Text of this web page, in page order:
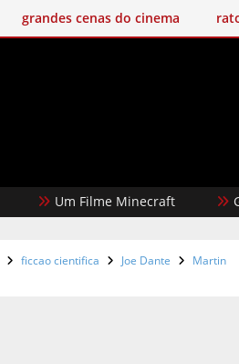
grandes cenas do cinema
Um Filme Minecraft Garota
ficcao cientifica Joe Dante
Martin